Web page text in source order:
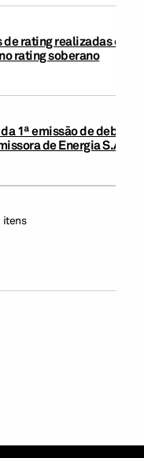
de rating realizadas em
rating soberano
1ª emissão de
de Energia S.A.
itens